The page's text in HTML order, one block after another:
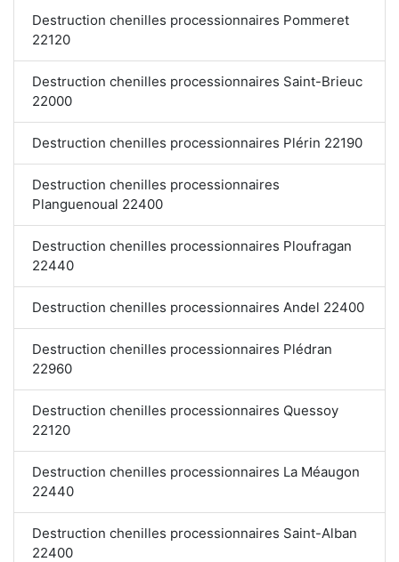
Destruction chenilles processionnaires Pommeret
22120
Destruction chenilles processionnaires Saint-Brieuc
22000
Destruction chenilles processionnaires Plérin 22190
Destruction chenilles processionnaires
Planguenoual 22400
Destruction chenilles processionnaires Ploufragan
22440
Destruction chenilles processionnaires Andel 22400
Destruction chenilles processionnaires Plédran
22960
Destruction chenilles processionnaires Quessoy
22120
Destruction chenilles processionnaires La Méaugon
22440
Destruction chenilles processionnaires Saint-Alban
22400